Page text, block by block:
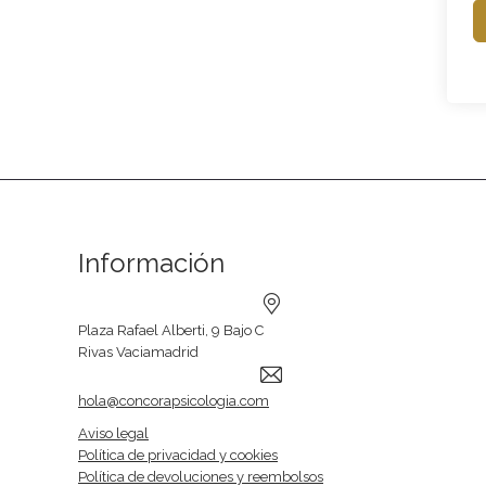
Información
Plaza Rafael Alberti, 9 Bajo C
Rivas Vaciamadrid
hola@concorapsicologia.com
Aviso legal
Política de privacidad y cookies
Política de devoluciones y reembolsos